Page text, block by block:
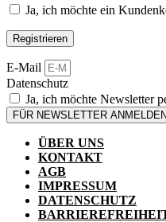
Ja, ich möchte ein
Registrieren
E-Mail
Datenschutz
Ja, ich möchte Newsletter
FÜR NEWSLETTER
ÜBER UNS
KONTAKT
AGB
IMPRESSUM
DATENSCHUTZ